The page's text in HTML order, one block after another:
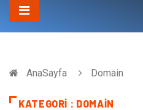
AnaSayfa Domain
KATEGORI : DOMAIN